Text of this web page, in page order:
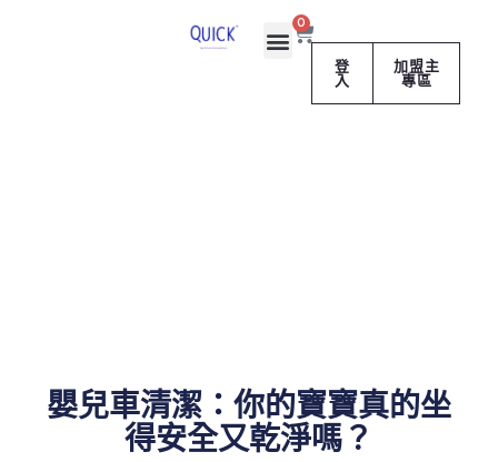
0
物
籃登
入
加盟主
專區
嬰兒車清潔：你的寶寶真的坐
得安全又乾淨嗎？